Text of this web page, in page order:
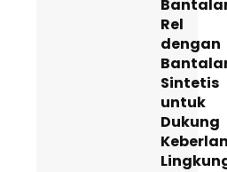
Rel
dengan
Sintetis
untuk
Dukung